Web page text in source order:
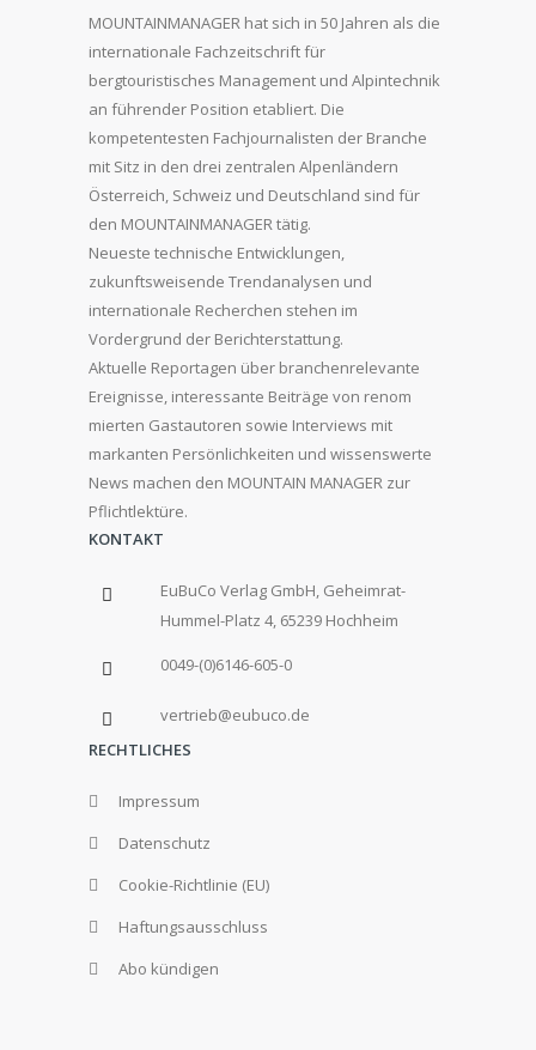
MOUNTAINMANAGER hat sich in 50 Jahren als die
internationale Fachzeitschrift für
bergtouristisches Management und Alpintechnik
an führender Position etabliert. Die
kompetentesten Fachjournalisten der Branche
mit Sitz in den drei zentralen Alpenländern
Österreich, Schweiz und Deutschland sind für
den MOUNTAINMANAGER tätig.
Neueste technische Entwicklungen,
zukunftsweisende Trendanalysen und
internationale Recherchen stehen im
Vordergrund der Berichterstattung.
Aktuelle Reportagen über branchenrelevante
Ereignisse, interessante Beiträge von renom
mierten Gastautoren sowie Interviews mit
markanten Persönlichkeiten und wissenswerte
News machen den MOUNTAIN MANAGER zur
Pflichtlektüre.
KONTAKT
EuBuCo Verlag GmbH, Geheimrat-
Hummel-Platz 4, 65239 Hochheim
0049-(0)6146-605-0
vertrieb@eubuco.de
RECHTLICHES
Impressum
Datenschutz
Cookie-Richtlinie (EU)
Haftungsausschluss
Abo kündigen